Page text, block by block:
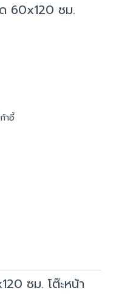
60x120 ซม.
าอี้
ซม. โต๊ะหน้า